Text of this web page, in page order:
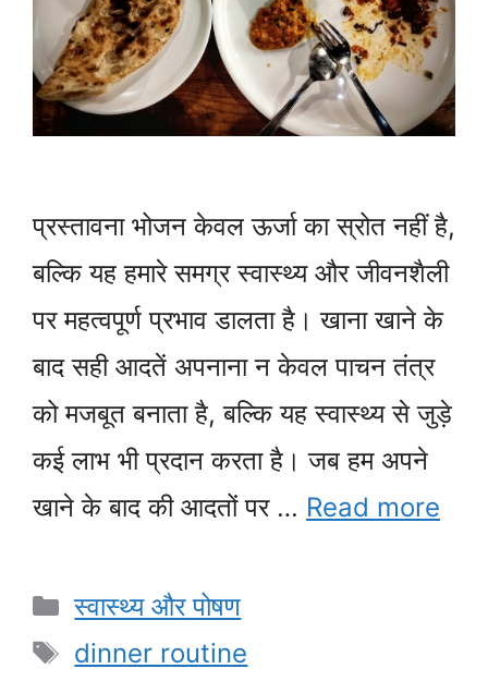
प्रस्तावना भोजन केवल ऊर्जा का स्रोत नहीं है,
बल्कि यह हमारे समग्र स्वास्थ्य और जीवनशैली
पर महत्वपूर्ण प्रभाव डालता है। खाना खाने के
बाद सही आदतें अपनाना न केवल पाचन तंत्र
को मजबूत बनाता है, बल्कि यह स्वास्थ्य से जुड़े
कई लाभ भी प्रदान करता है। जब हम अपने
खाने के बाद की आदतों पर … Read more
Categories
स्वास्थ्य और पोषण
Tags
dinner routine